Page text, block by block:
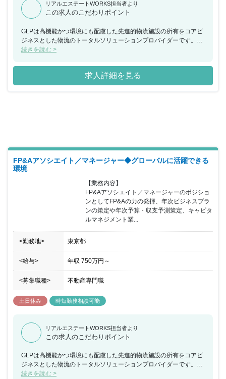
リアルエステートWORKS担当者より
この求人のこだわりポイント
GLPは高機能かつ環境にも配慮した先進的物流施設の所有をコアビ
ジネスとした物流のトータルソリューションプロバイダーです。数
値管理のみならず、日本GLPの将来予測やビジネスプランを経営と
とが期待できる人材を中長期的に育成したいと考えています。投資
開発本部では、既存物流施設等の収益物件の取得機能を強化したく
案件のソーシング、売主（特に物流施設を保有する事業会社）、仲
続きを読む >
求人詳細を見る
FP&Aアソシエイト／マネージャー◆グローバルに活躍できる
環境
【業務内容】
FP&Aアソシエイト／マネージャーのポジショ
ンとしてFP&Aの力の発揮、年次ビジネスプラ
ンの策定や年次予算・収支予測策定、キャピタ
ルマネジメント業...
<勤務地> 東京都
<給与> 年収 750万円 ～
<募集職種> 不動産専門職
土日休み 時短勤務相談可能
リアルエステートWORKS担当者より
この求人のこだわりポイント
GLPは高機能かつ環境にも配慮した先進的物流施設の所有をコアビ
ジネスとした物流のトータルソリューションプロバイダーです。数
値管理のみならず、日本GLPの将来予測やビジネスプランを経営と
続きを読む >